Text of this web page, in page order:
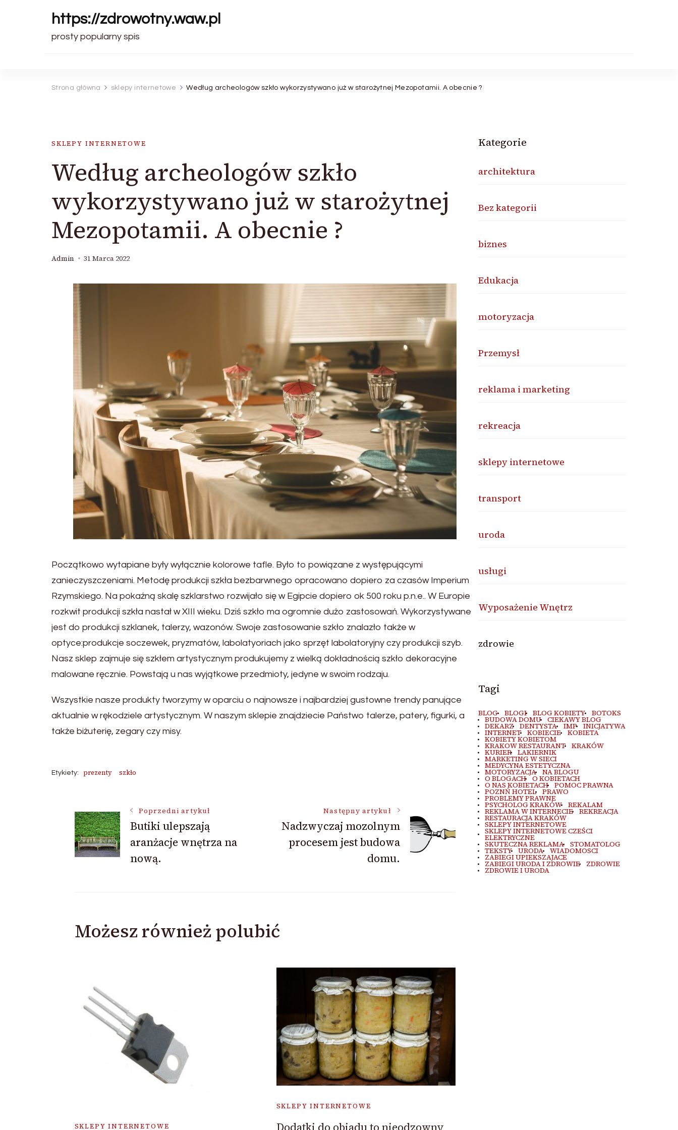
https://zdrowotny.waw.pl
prosty popularny spis
Strona główna sklepy internetowe Według archeologów szkło wykorzystywano już w starożytnej Mezopotamii. A obecnie ?
SKLEPY INTERNETOWE
Według archeologów szkło
wykorzystywano już w starożytnej
Mezopotamii. A obecnie ?
Admin 31 Marca 2022
Początkowo wytapiane były wyłącznie kolorowe tafle. Było to powiązane z występującymi
zanieczyszczeniami. Metodę produkcji szkła bezbarwnego opracowano dopiero za czasów Imperium
Rzymskiego. Na pokaźną skalę szklarstwo rozwijało się w Egipcie dopiero ok 500 roku p.n.e.. W Europie
rozkwit produkcji szkła nastał w XIII wieku. Dziś szkło ma ogromnie dużo zastosowań. Wykorzystywane
jest do produkcji szklanek, talerzy, wazonów. Swoje zastosowanie szkło znalazło także w
optyce:produkcje soczewek, pryzmatów, labolatyoriach jako sprzęt labolatoryjny czy produkcji szyb.
Nasz sklep zajmuje się szkłem artystycznym produkujemy z wielką dokładnością szkło dekoracyjne
malowane ręcznie. Powstają u nas wyjątkowe przedmioty, jedyne w swoim rodzaju.
Wszystkie nasze produkty tworzymy w oparciu o najnowsze i najbardziej gustowne trendy panujące
aktualnie w rękodziele artystycznym. W naszym sklepie znajdziecie Państwo talerze, patery, figurki, a
także biżuterię, zegary czy misy.
Etykiety: prezenty szkło
Nawigacja
wpisu
Poprzedni artykuł
Butiki ulepszają
aranżacje wnętrza na
nową.
Następny artykuł
Nadzwyczaj mozolnym
procesem jest budowa
domu.
Możesz również polubić
SKLEPY INTERNETOWE
SKLEPY INTERNETOWE
Kategorie
architektura
Bez kategorii
biznes
Edukacja
motoryzacja
Przemysł
reklama i marketing
rekreacja
sklepy internetowe
transport
uroda
usługi
Wyposażenie Wnętrz
zdrowie
Tagi
BLOG BLOGI BLOG KOBIETY BOTOKS
BUDOWA DOMU CIEKAWY BLOG
DEKARZ DENTYSTA IMP INICJATYWA
INTERNET KOBIECIE KOBIETA
KOBIETY KOBIETOM
KRAKOW RESTAURANT KRAKÓW
KURIER LAKIERNIK
MARKETING W SIECI
MEDYCYNA ESTETYCZNA
MOTORYZACJA NA BLOGU
O BLOGACH O KOBIETACH
O NAS KOBIETACH POMOC PRAWNA
POZNŃ HOTEL PRAWO
PROBLEMY PRAWNE
PSYCHOLOG KRAKÓW REKALAM
REKLAMA W INTERNECIE REKREACJA
RESTAURACJA KRAKÓW
SKLEPY INTERNETOWE
SKLEPY INTERNETOWE CZEŚCI
ELEKTRYCZNE
SKUTECZNA REKLAMA STOMATOLOG
TEKSTY URODA WIADOMOSCI
ZABIEGI UPIEKSZAJACE
ZABIEGI URODA I ZDROWIE ZDROWIE
ZDROWIE I URODA